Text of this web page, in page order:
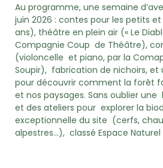
Au programme, une semaine
juin 2026 : contes pour les petits
ans), théâtre en plein air (« Le
Compagnie Coup de Théâtre),
(violoncelle et piano, par la
Soupir), fabrication de nichoirs, et
pour découvrir comment la forêt
et nos paysages. Sans oublier
et des ateliers pour explorer la
exceptionnelle du site (cerfs,
alpestres…), classé Espace Naturel